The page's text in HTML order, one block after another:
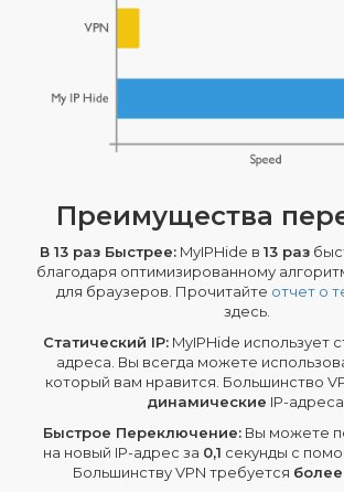
Преимущества
В 13 раз Быстрее: MyIPHide в 13 раз
благодаря оптимизированному
для браузеров. Прочитайте отчет о
здесь.
Статический IP: MyIPHide использует
адреса. Вы всегда можете
который вам нравится. Большинство
динамические IP-
Быстрое Переключение: Вы можете
на новый IP-адрес за 0,1 секунды с
Большинству VPN требуется более